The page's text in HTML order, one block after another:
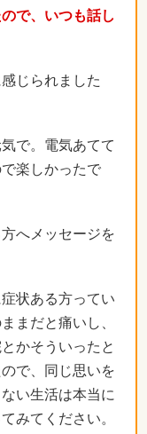
で、いつも話し
じられました
で。電気あてて
楽しかったで
へメッセージを
状ある方ってい
まだと痛いし、
かそういったと
で、同じ思いを
い生活は本当に
みてください。